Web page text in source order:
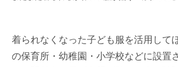
着られなくなった子ども服を活用して
の保育所・幼稚園・小学校などに設置